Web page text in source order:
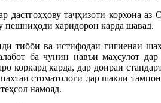
дастгоҳҳову таҷҳизоти корхона
пешниҳоди харидорон карда шавад.
тиббӣ ва истифодаи гигиенаи
ба чунин навъи маҳсулот
коркард карда, дар доираи
стоматологӣ дар шакли
намояд.